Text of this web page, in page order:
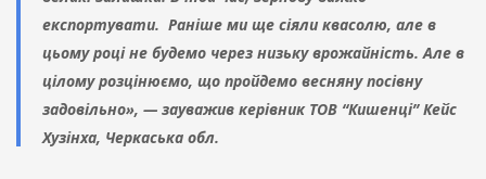
експортувати. Раніше ми ще сіяли квасолю, але в
цьому році не будемо через низьку врожайність. Але в
цілому розцінюємо, що пройдемо весняну посівну
задовільно», — зауважив керівник ТОВ “Кишенці” Кейс
Хузінха, Черкаська обл.